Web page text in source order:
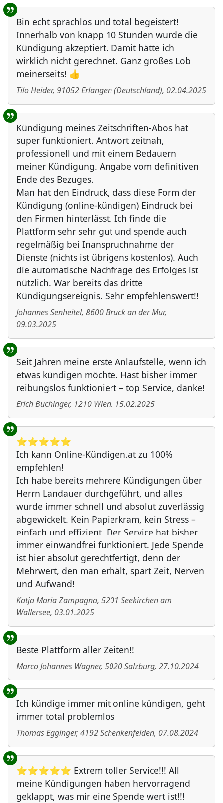
Bin echt sprachlos und total begeistert!
Innerhalb von knapp 10 Stunden wurde die
Kündigung akzeptiert. Damit hätte ich
wirklich nicht gerechnet. Ganz großes Lob
meinerseits! 👍
Tilo Heider, 91052Erlangen(Deutschland), 02.04.2025
Kündigung meines Zeitschriften-Abos hat
super funktioniert. Antwort zeitnah,
professionell und mit einem Bedauern
meiner Kündigung. Angabe vom definitiven
Ende des Bezuges.
Man hat den Eindruck, dass diese Form der
Kündigung (online-kündigen) Eindruck bei
den Firmen hinterlässt. Ich finde die
Plattform sehr sehr gut und spende auch
regelmäßig bei Inanspruchnahme der
Dienste (nichts ist übrigens kostenlos). Auch
die automatische Nachfrage des Erfolges ist
nützlich. War bereits das dritte
Kündigungsereignis. Sehr empfehlenswert!!
Johannes Senheitel, 8600Bruck an der Mur,
09.03.2025
Seit Jahren meine erste Anlaufstelle, wenn ich
etwas kündigen möchte. Hast bisher immer
reibungslos funktioniert – top Service, danke!
Erich Buchinger, 1210 Wien, 15.02.2025
⭐️⭐️⭐️⭐️⭐️
Ich kann Online-Kündigen.at zu 100%
empfehlen!
Ich habe bereits mehrere Kündigungen über
Herrn Landauer durchgeführt, und alles
wurde immer schnell und absolut zuverlässig
abgewickelt. Kein Papierkram, kein Stress –
einfach und effizient. Der Service hat bisher
immer einwandfrei funktioniert. Jede Spende
ist hier absolut gerechtfertigt, denn der
Mehrwert, den man erhält, spart Zeit, Nerven
und Aufwand!
Katja Maria Zampagna, 5201 Seekirchen am
Wallersee, 03.01.2025
Beste Plattform aller Zeiten!!
Marco Johannes Wagner, 5020Salzburg, 27.10.2024
Ich kündige immer mit online kündigen, geht
immer total problemlos
Thomas Egginger, 4192Schenkenfelden, 07.08.2024
⭐⭐⭐⭐⭐ Extrem toller Service!!! All
meine Kündigungen haben hervorragend
geklappt, was mir eine Spende wert ist!!!